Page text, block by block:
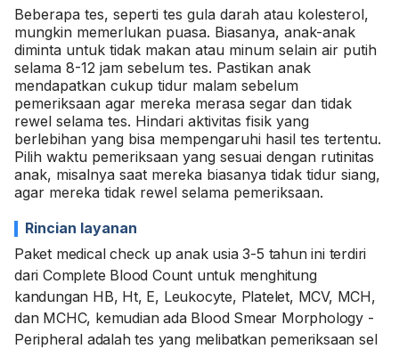
Beberapa tes, seperti tes gula darah atau kolesterol,
mungkin memerlukan puasa. Biasanya, anak-anak
diminta untuk tidak makan atau minum selain air putih
selama 8-12 jam sebelum tes. Pastikan anak
mendapatkan cukup tidur malam sebelum
pemeriksaan agar mereka merasa segar dan tidak
rewel selama tes. Hindari aktivitas fisik yang
berlebihan yang bisa mempengaruhi hasil tes tertentu.
Pilih waktu pemeriksaan yang sesuai dengan rutinitas
anak, misalnya saat mereka biasanya tidak tidur siang,
agar mereka tidak rewel selama pemeriksaan.
Rincian layanan
Paket medical check up anak usia 3-5 tahun ini terdiri
dari Complete Blood Count untuk menghitung
kandungan HB, Ht, E, Leukocyte, Platelet, MCV, MCH,
dan MCHC, kemudian ada Blood Smear Morphology -
Peripheral adalah tes yang melibatkan pemeriksaan sel